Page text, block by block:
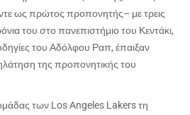
ως πρώτος προπονητής– με τρεις
του στο πανεπιστήμιο του Κεντάκι,
του Αδόλφου Ραπ, έπαιξαν
της προπονητικής του
των Los Angeles Lakersτη